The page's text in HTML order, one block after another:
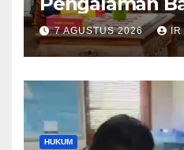
DPRD Dumai
Pendidikan
7 AGUSTUS 2026 IR
HUKUM